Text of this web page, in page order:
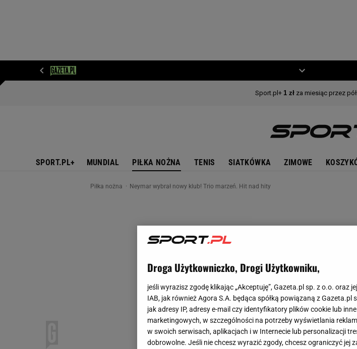
SPORT.PL+ MUNDIAL PIŁKA NOŻNA TENIS SIATKÓWKA ZIMOWE
Piłka nożna Neymar wybrał nowy klub! Trio marzeń. Hit nad hity
Droga Użytkowniczko, Drogi Użytkowniku,
jeśli wyrazisz zgodę klikając „Akceptuję”, Gazeta.pl sp. z o.o. oraz
IAB, jak również Agora S.A. będąca spółką powiązaną z
jak adresy IP, adresy e-mail czy identyfikatory plików cookie lub
marketingowych, w szczególności na potrzeby wyświetlania
w swoich serwisach, aplikacjach i w Internecie lub personalizacji
dobrowolne. Jeśli nie chcesz wyrazić zgody, chcesz ograniczyć jej